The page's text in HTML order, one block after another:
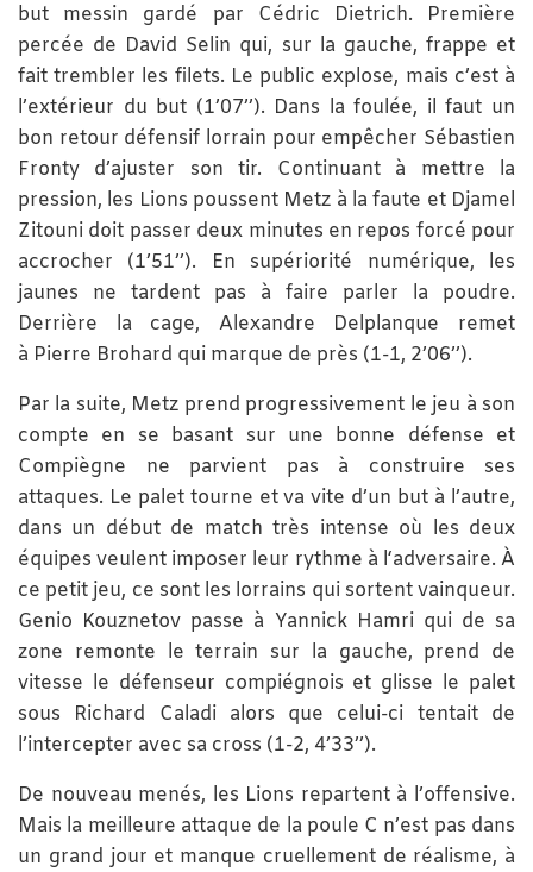
but messin gardé par Cédric Dietrich. Première
percée de David Selin qui, sur la gauche, frappe et
fait trembler les filets. Le public explose, mais c’est à
l’extérieur du but (1’07’’). Dans la foulée, il faut un
bon retour défensif lorrain pour empêcher Sébastien
Fronty d’ajuster son tir. Continuant à mettre la
pression, les Lions poussent Metz à la faute et Djamel
Zitouni doit passer deux minutes en repos forcé pour
accrocher (1’51’’). En supériorité numérique, les
jaunes ne tardent pas à faire parler la poudre.
Derrière la cage, Alexandre Delplanque remet
à Pierre Brohard qui marque de près (1-1, 2’06’’).
Par la suite, Metz prend progressivement le jeu à son
compte en se basant sur une bonne défense et
Compiègne ne parvient pas à construire ses
attaques. Le palet tourne et va vite d’un but à l’autre,
dans un début de match très intense où les deux
équipes veulent imposer leur rythme à l‘adversaire. À
ce petit jeu, ce sont les lorrains qui sortent vainqueur.
Genio Kouznetov passe à Yannick Hamri qui de sa
zone remonte le terrain sur la gauche, prend de
vitesse le défenseur compiégnois et glisse le palet
sous Richard Caladi alors que celui-ci tentait de
l’intercepter avec sa cross (1-2, 4’33’’).
De nouveau menés, les Lions repartent à l’offensive.
Mais la meilleure attaque de la poule C n’est pas dans
un grand jour et manque cruellement de réalisme, à